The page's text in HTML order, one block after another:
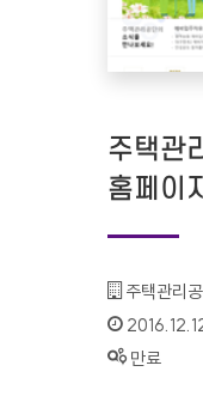
주택관
홈페이지
기관명 :
주택관리
인증기간 :
상태 :
만료